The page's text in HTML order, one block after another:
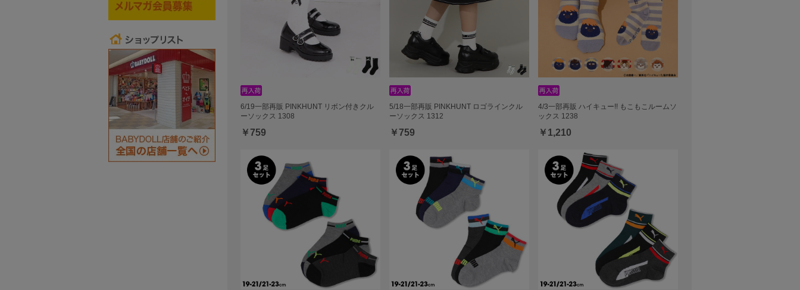
6/19一部再販 PINKHUNT リボン付きクル
ーソックス 1308
￥759
5/18一部再販 PINKHUNT ロゴラインクル
ーソックス 1312
￥759
4/3一部再販 ハイキュー!! もこもこルームソ
ックス 1238
￥1,210